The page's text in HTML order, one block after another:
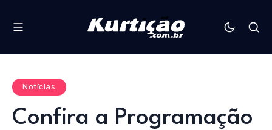
Notícias
Confira a Programação